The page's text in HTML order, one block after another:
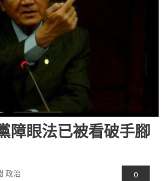
障眼法已被看破手腳
政治 0